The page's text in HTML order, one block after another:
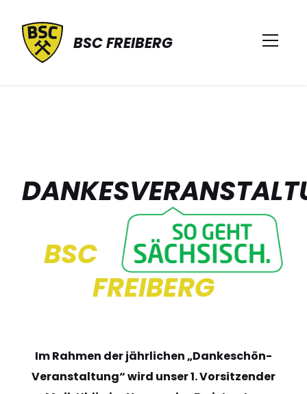
BSC FREIBERG
BSC
FREIBERG
Im Rahmen der jährlichen „Dankeschön-
Veranstaltung“ wird unser 1. Vorsitzender